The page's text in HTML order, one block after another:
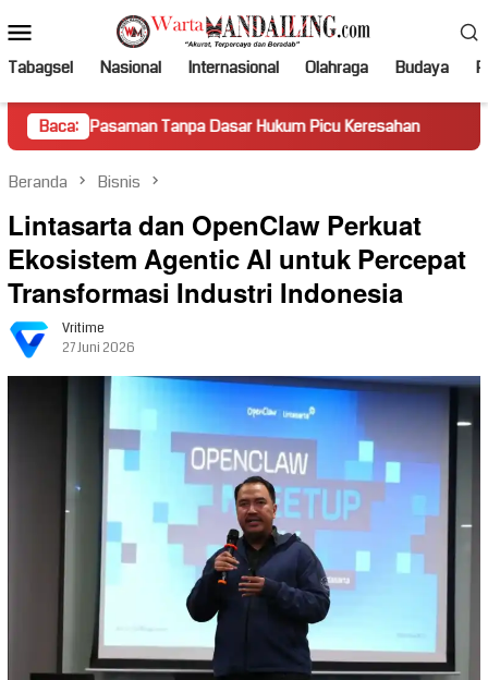
ke
kontenMobile
Tabagsel Nasional Internasional Olahraga Budaya
Baca:
Tanpa Dasar Hukum Picu Keresahan Truk Miring
Beranda Bisnis
Lintasarta dan OpenClaw Perkuat
Ekosistem Agentic AI untuk Percepat
Transformasi Industri Indonesia
Vritime
27 Juni 2026